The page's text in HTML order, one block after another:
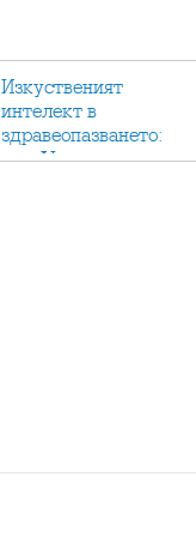
Изкуственият
интелект в
здравеопазването:
как AI променя